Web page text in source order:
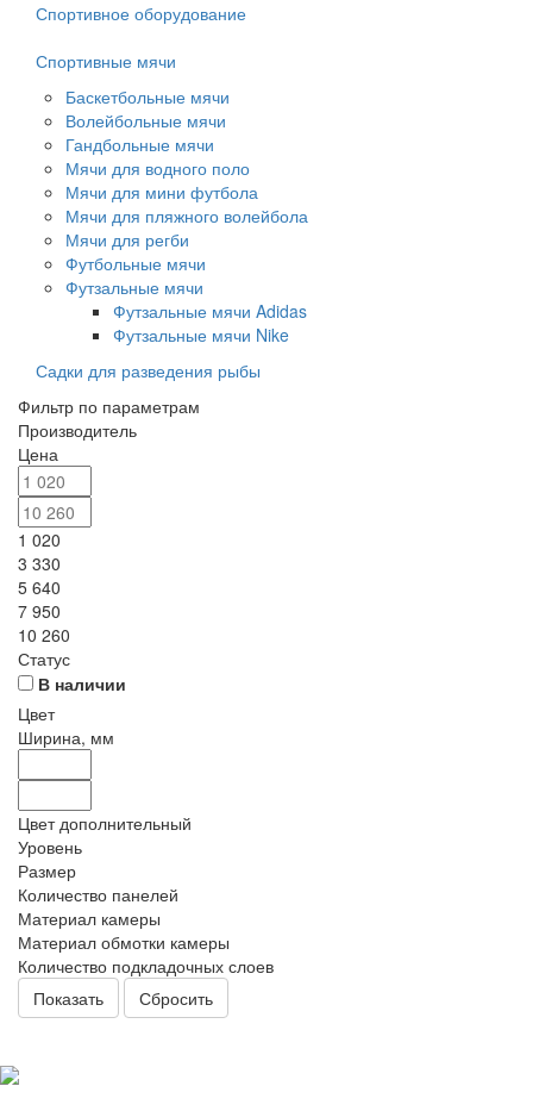
Спортивное оборудование
Спортивные мячи
Баскетбольные мячи
Волейбольные мячи
Гандбольные мячи
Мячи для водного поло
Мячи для мини футбола
Мячи для пляжного волейбола
Мячи для регби
Футбольные мячи
Футзальные мячи
Футзальные мячи Adidas
Футзальные мячи Nike
Садки для разведения рыбы
Фильтр по параметрам
Производитель
Цена
1 020
3 330
5 640
7 950
10 260
Статус
В наличии
Цвет
Ширина, мм
Цвет дополнительный
Уровень
Размер
Количество панелей
Материал камеры
Материал обмотки камеры
Количество подкладочных слоев
Сбросить